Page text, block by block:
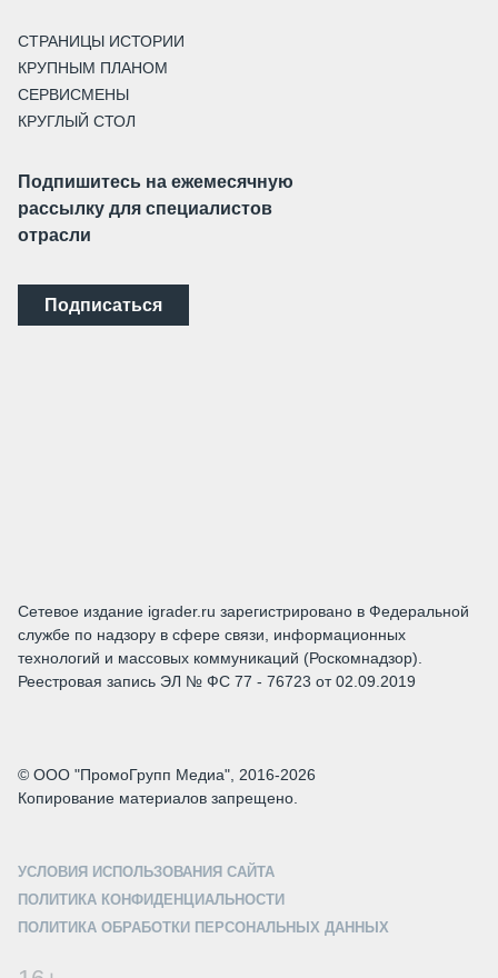
СТРАНИЦЫ ИСТОРИИ
КРУПНЫМ ПЛАНОМ
СЕРВИСМЕНЫ
КРУГЛЫЙ СТОЛ
Подпишитесь на ежемесячную
рассылку для специалистов
отрасли
Подписаться
Сетевое издание igrader.ru зарегистрировано в Федеральной
службе по надзору в сфере связи, информационных
технологий и массовых коммуникаций (Роскомнадзор).
Реестровая запись ЭЛ № ФС 77 - 76723 от 02.09.2019
© ООО "ПромоГрупп Медиа", 2016-2026
Копирование материалов запрещено.
УСЛОВИЯ ИСПОЛЬЗОВАНИЯ САЙТА
ПОЛИТИКА КОНФИДЕНЦИАЛЬНОСТИ
ПОЛИТИКА ОБРАБОТКИ ПЕРСОНАЛЬНЫХ ДАННЫХ